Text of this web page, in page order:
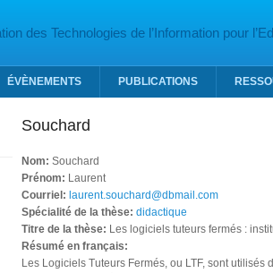
des Technologies de l’Information pour
ÉVÈNEMENTS PUBLICATIONS
Souchard
Nom: Souchard
Prénom: Laurent
Courriel: laurent.souchard@dbmail.com
Spécialité de la thèse: didactique
Titre de la thèse: Les logiciels tuteurs fermés :
Résumé en français:
Les Logiciels Tuteurs Fermés, ou LTF, sont